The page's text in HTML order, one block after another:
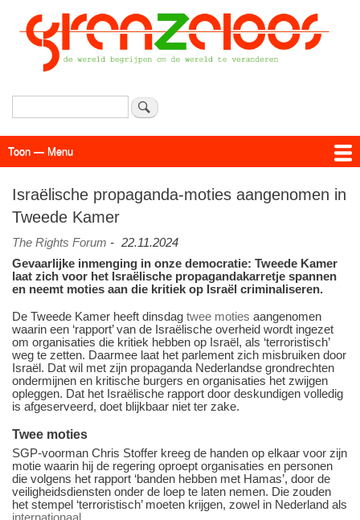
Overslaan
en
naar
de
Zoeken
Menu
Toon — Menu
Israëlische propaganda-moties aangenomen in
Tweede Kamer
The Rights Forum - 22.11.2024
Gevaarlijke inmenging in onze democratie: Tweede Kamer
laat zich voor het Israëlische propagandakarretje spannen
en neemt moties aan die kritiek op Israël criminaliseren.
De Tweede Kamer heeft dinsdag twee moties aangenomen
waarin een ‘rapport’ van de Israëlische overheid wordt ingezet
om organisaties die kritiek hebben op Israël, als ‘terroristisch’
weg te zetten. Daarmee laat het parlement zich misbruiken door
Israël. Dat wil met zijn propaganda Nederlandse grondrechten
ondermijnen en kritische burgers en organisaties het zwijgen
opleggen. Dat het Israëlische rapport door deskundigen volledig
is afgeserveerd, doet blijkbaar niet ter zake.
Twee moties
SGP-voorman Chris Stoffer kreeg de handen op elkaar voor zijn
motie waarin hij de regering oproept organisaties en personen
die volgens het rapport ‘banden hebben met Hamas’, door de
veiligheidsdiensten onder de loep te laten nemen. Die zouden
het stempel ‘terroristisch’ moeten krijgen, zowel in Nederland als
internationaal.